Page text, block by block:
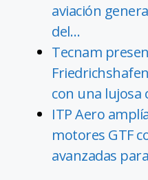
aviación
del…
Tecnam
con una lujosa
ITP Aero
motores GTF
avanzadas